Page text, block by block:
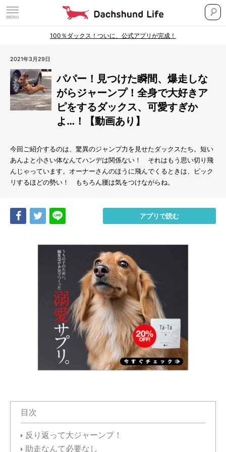
100％ダックス！ついに、公式アプリが完成！
2021年3月29日
パパー！見つけた瞬間、爆走しな
がらジャーンプ！全身で大好きア
ピをするダックス、可愛すぎか
よ…！【動画あり】
今回ご紹介するのは、驚異のジャンプ力を見せたダックスたち。短い
あんよと小さい体なんてハンデは関係ない！ それはもう思い切り飛
んじゃっています。オーナーさんのほうに飛んでくるときは、ビック
リするほどの勢い！ もちろん腰は気をつけながらね。
Share Tweet アプリで読む
目次
反り返って大ジャーンプ！
助走なんて必要なし